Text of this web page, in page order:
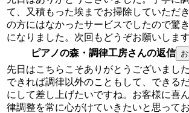
て、又積もった埃までお掃除していただ
の方にはなかったサービスでしたので驚
になりました。次回もどうぞお願いします
ピアノの森・調律工房さんの返信
先日はこちらこそありがとうございました
できれば調律以外のこともして、できる
にして差し上げたいですね。お客様に喜
律調整を常に心がけていきたいと思ってお